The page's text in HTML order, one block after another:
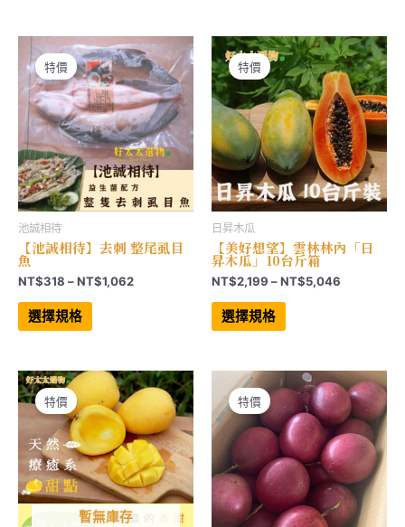
NT$459
款
式。
可
在
產
品
頁
面
選
擇
選
項
式。
可
在
產
品
頁
面
選
擇
選
項
特價
池誠相待
【池誠相待】去刺 整尾虱目
魚
NT$318 –NT$1,062價
NT$1,062
選擇規格
此
品
款
式。
可
在
產
品
頁
面
選
擇
選
項
特價
日昇木瓜
【美好想望】雲林林內「日
昇木瓜」10台斤箱
NT$2,199 –NT$5,046
NT$5,046
選擇規格
此
品
款
式。
可
在
產
品
頁
面
選
選
項
暫無庫存
特價 特價